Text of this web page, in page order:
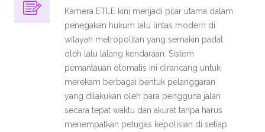
Kamera ETLE kini menjadi pilar utama dalam
penegakan hukum lalu lintas modern di
wilayah metropolitan yang semakin padat
oleh lalu lalang kendaraan. Sistem
pemantauan otomatis ini dirancang untuk
merekam berbagai bentuk pelanggaran
yang dilakukan oleh para pengguna jalan
secara tepat waktu dan akurat tanpa harus
menempatkan petugas kepolisian di setiap